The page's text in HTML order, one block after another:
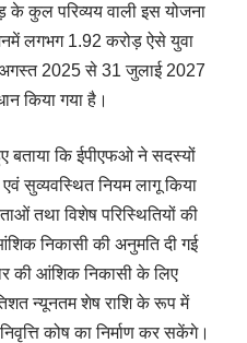
के कुल परिव्यय वाली इस योजना
लगभग 1.92 करोड़ ऐसे युवा
अगस्त 2025 से 31 जुलाई 2027
किया गया है।
बताया कि ईपीएफओ ने सदस्यों
सुव्यवस्थित नियम लागू किया
तथा विशेष परिस्थितियों की
निकासी की अनुमति दी गई
की आंशिक निकासी के लिए
न्यूनतम शेष राशि के रूप में
कोष का निर्माण कर सकेंगे।